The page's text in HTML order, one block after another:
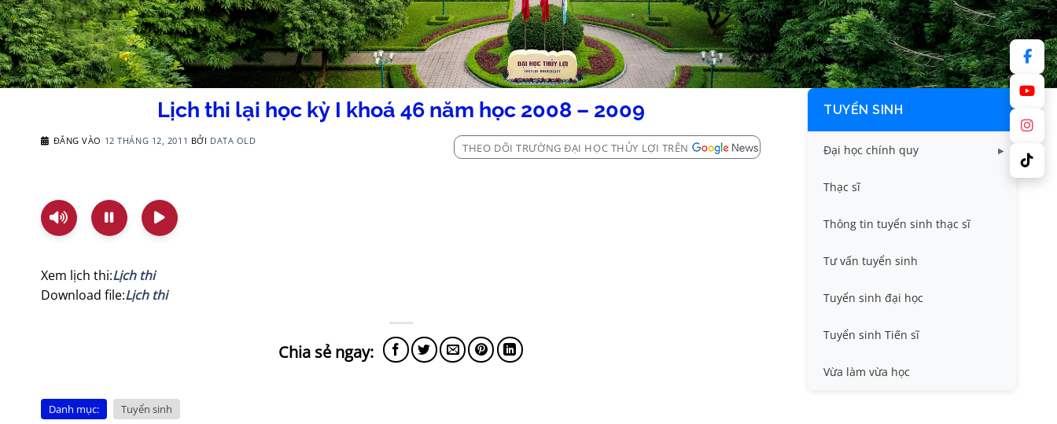
Lịch thi lại học kỳ I khoá 46 năm học 2008 – 2009
ĐĂNG VÀO 12 THÁNG 12, 2011 BỞI DATA OLD
THEO DÕI TRƯỜNG ĐẠI HỌC THỦY LỢI TRÊN
Xem lịch thi:Lịch thi
Download file:Lịch thi
Danh mục: Tuyển sinh
TUYỂN SINH
Đại học chính quy
Điểm chuẩn các năm
Thông tin tuyển sinh
Thạc sĩ
Thông tin tuyển sinh thạc sĩ
Tư vấn tuyển sinh
Tuyển sinh đại học
Tuyển sinh Tiến sĩ
Vừa làm vừa học